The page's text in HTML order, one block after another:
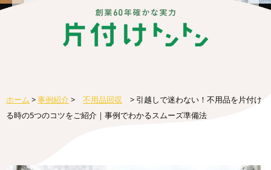
ホーム >事例紹介> 不用品回収 > 引越しで迷わない！不用品を片付け
る時の5つのコツをご紹介｜事例でわかるスムーズ準備法